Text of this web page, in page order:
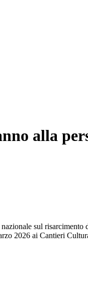
alla
sul
2026 ai Cantieri